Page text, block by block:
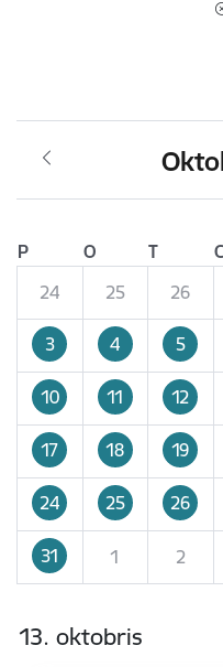
P O T C
24
25 26
3 4 5
10 11 12
17 18 19
24 25 26
31 1 2
13. oktobris